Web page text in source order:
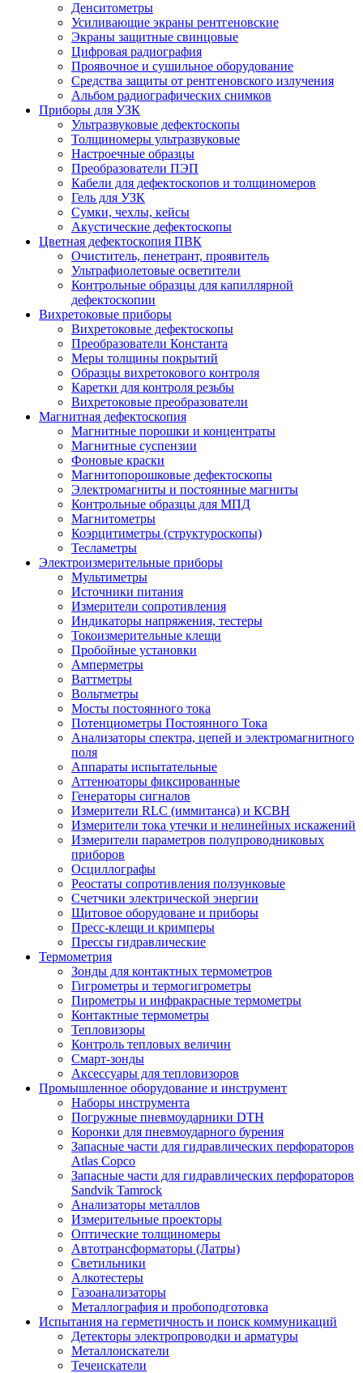
Денситометры
Усиливающие экраны рентгеновские
Экраны защитные свинцовые
Цифровая радиография
Проявочное и сушильное оборудование
Средства защиты от рентгеновского излучения
Альбом радиографических снимков
Приборы для УЗК
Ультразвуковые дефектоскопы
Толщиномеры ультразвуковые
Настроечные образцы
Преобразователи ПЭП
Кабели для дефектоскопов и толщиномеров
Гель для УЗК
Сумки, чехлы, кейсы
Акустические дефектоскопы
Цветная дефектоскопия ПВК
Очиститель, пенетрант, проявитель
Ультрафиолетовые осветители
Контрольные образцы для капиллярной
дефектоскопии
Вихретоковые приборы
Вихретоковые дефектоскопы
Преобразователи Константа
Меры толщины покрытий
Образцы вихретокового контроля
Каретки для контроля резьбы
Вихретоковые преобразователи
Магнитная дефектоскопия
Магнитные порошки и концентраты
Магнитные суспензии
Фоновые краски
Магнитопорошковые дефектоскопы
Электромагниты и постоянные магниты
Контрольные образцы для МПД
Магнитометры
Коэрцитиметры (структуроскопы)
Тесламетры
Электроизмерительные приборы
Мультиметры
Источники питания
Измерители сопротивления
Индикаторы напряжения, тестеры
Токоизмерительные клещи
Пробойные установки
Амперметры
Ваттметры
Вольтметры
Мосты постоянного тока
Потенциометры Постоянного Тока
Анализаторы спектра, цепей и электромагнитного
поля
Аппараты испытательные
Аттенюаторы фиксированные
Генераторы сигналов
Измерители RLC (иммитанса) и КСВН
Измерители тока утечки и нелинейных искажений
Измерители параметров полупроводниковых
приборов
Осциллографы
Реостаты сопротивления ползунковые
Счетчики электрической энергии
Щитовое оборудоване и приборы
Пресс-клещи и кримперы
Прессы гидравлические
Термометрия
Зонды для контактных термометров
Гигрометры и термогигрометры
Пирометры и инфракрасные термометры
Контактные термометры
Тепловизоры
Контроль тепловых величин
Смарт-зонды
Аксессуары для тепловизоров
Промышленное оборудование и инструмент
Наборы инструмента
Погружные пневмоударники DTH
Коронки для пневмоударного бурения
Запасные части для гидравлических перфораторов
Atlas Copco
Запасные части для гидравлических перфораторов
Sandvik Tamrock
Анализаторы металлов
Измерительные проекторы
Оптические толщиномеры
Автотрансформаторы (Латры)
Светильники
Алкотестеры
Газоанализаторы
Металлография и пробоподготовка
Испытания на герметичность и поиск коммуникаций
Детекторы электропроводки и арматуры
Металлоискатели
Течеискатели